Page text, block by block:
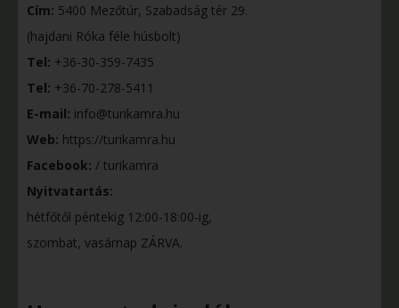
Cím: 5400 Mezőtúr, Szabadság tér 29.
(hajdani Róka féle húsbolt)
Tel: +36-30-359-7435
Tel: +36-70-278-5411
E-mail: info@turikamra.hu
Web: https://turikamra.hu
Facebook: / turikamra
Nyitvatartás:
hétfőtől péntekig 12:00-18:00-ig,
szombat, vasárnap ZÁRVA.